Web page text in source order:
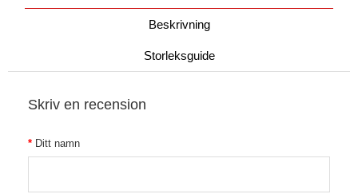
Beskrivning
Storleksguide
Skriv en recension
Ditt namn